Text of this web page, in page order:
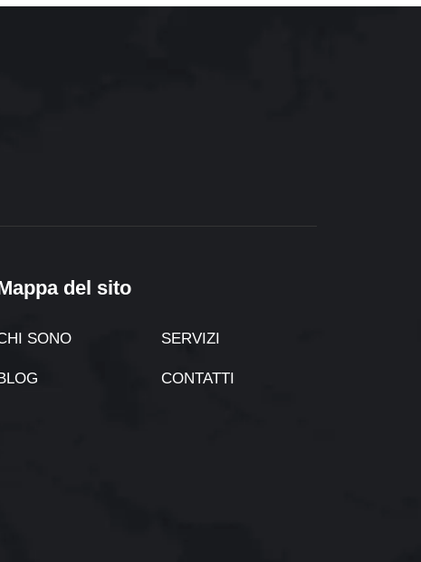
del sito
SONO SERVIZI
CONTATTI